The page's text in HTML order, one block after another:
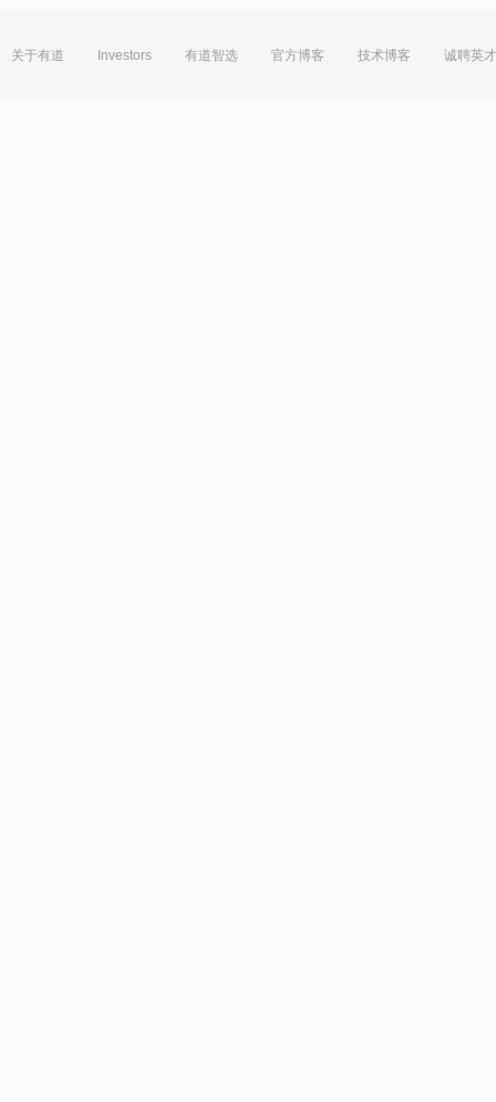
关于有道 Investors 有道智选 官方博客 技术博客 诚聘英才